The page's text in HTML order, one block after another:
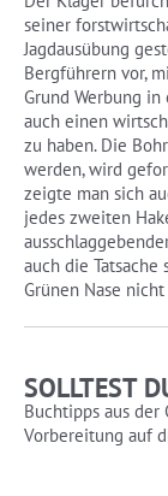
seiner
Jagdausübung
Bergführern vor,
Grund Werbung
auch einen
zu haben. Die
werden, wird
zeigte man sich
jedes zweiten
auch die Tatsache
Grünen Nase
SOLLTEST
Buchtipps aus der
Vorbereitung auf